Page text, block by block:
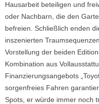
Hausarbeit beteiligen und
oder Nachbarn, die den
befreien. Schließlich enden
inszenierten
Vorstellung der beiden
Kombination aus
Finanzierungsangebots
sorgenfreies Fahren
Spots, er würde immer noch